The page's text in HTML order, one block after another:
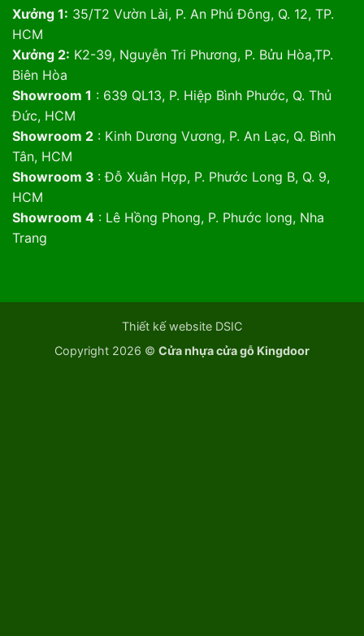
Xưởng 1: 35/T2 Vườn Lài, P. An Phú Đông, Q. 12, TP.
HCM
Xưởng 2: K2-39, Nguyễn Tri Phương, P. Bửu Hòa,TP.
Biên Hòa
Showroom 1 : 639 QL13, P. Hiệp Bình Phước, Q. Thủ
Đức, HCM
Showroom 2: Kinh Dương Vương, P. An Lạc, Q. Bình
Tân, HCM
Showroom 3 : Đỗ Xuân Hợp, P. Phước Long B, Q. 9,
HCM
Showroom 4: Lê Hồng Phong, P. Phước long, Nha
Trang
Thiết kế website DSIC
Copyright 2026 © Cửa nhựa cửa gỗ Kingdoor